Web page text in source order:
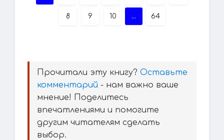
8 9 10 ... 64
Прочитали эту книгу? Оставьте
комментарий - нам важно ваше
мнение! Поделитесь
впечатлениями и помогите
другим читателям сделать
выбор.